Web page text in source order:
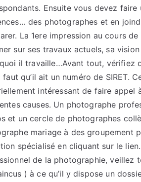
Ensuite vous devez
des photographes et en
La 1ere impression au cours
sur ses travaux actuels, sa
il travaille…Avant tout, vérifiez
faut qu’il ait un numéro de SIRET.
intéressant de faire appel
causes. Un photographe
et un cercle de photographes
mariage à des groupement
spécialisé en cliquant sur le
de la photographie, veillez
) à ce qu’il y dispose un